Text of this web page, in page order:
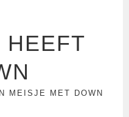
HEEFT
MEISJE MET DOWN